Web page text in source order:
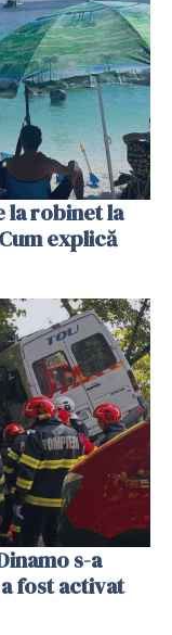
la robinet la
explică
s-a
fost activat